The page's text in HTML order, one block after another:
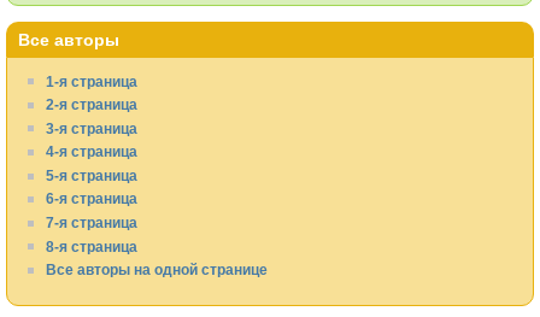
Все авторы
1-я страница
2-я страница
3-я страница
4-я страница
5-я страница
6-я страница
7-я страница
8-я страница
Все авторы на одной странице